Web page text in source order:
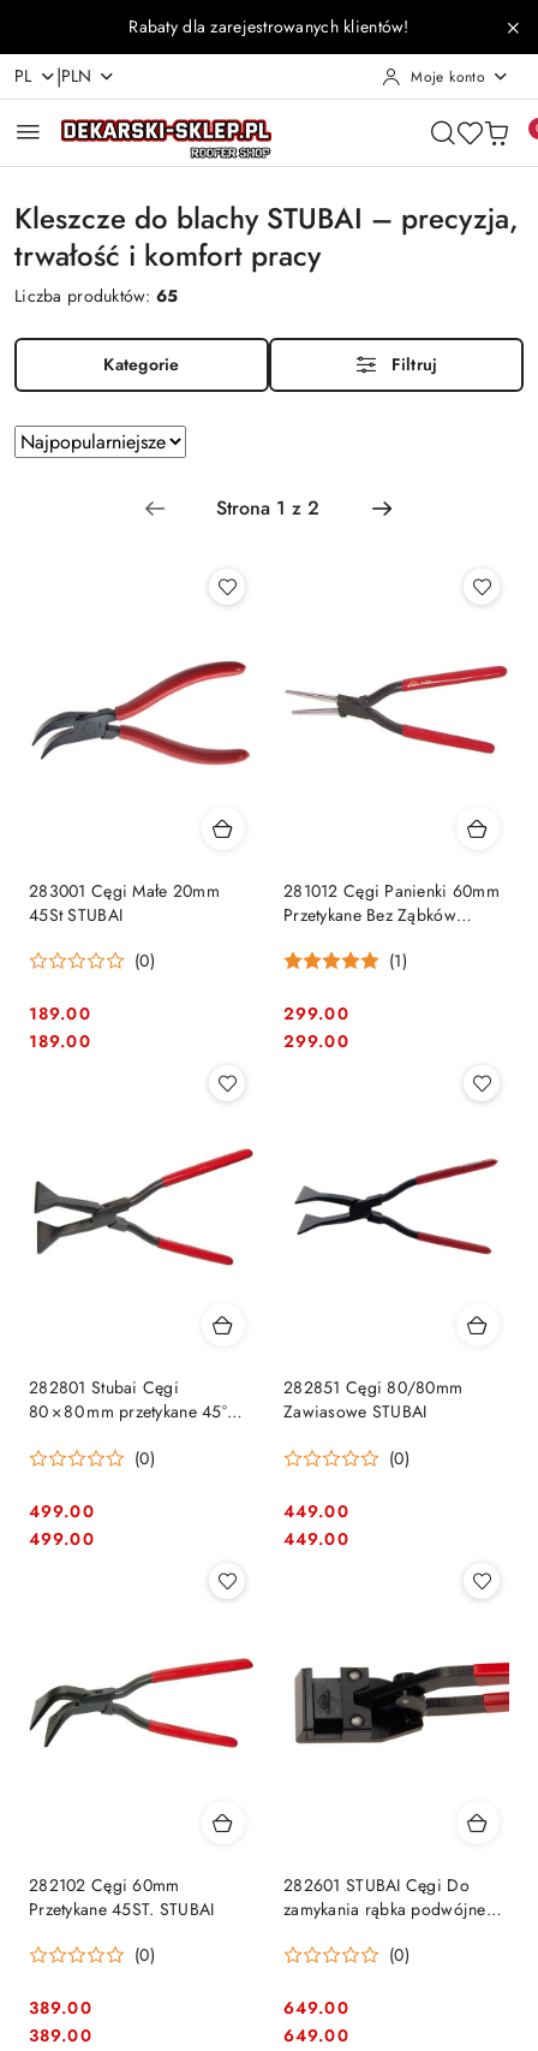
Przejdź do treści głównej
Przejdź do wyszukiwarki
Przejdź do moje konto
Przejdź do menu głównego
Przejdź do stopkiRabaty dla zarejestrowanych klientów!
PL |PLN Moje konto
Kleszcze do blachy STUBAI – precyzja,
trwałość i komfort pracy
Liczba produktów:65
Kategorie Filtruj
Zastosowano
sortowanie:
Najpopularniejsze.
Sortuj
według
283001 Cęgi Małe 20mm
45St STUBAI
(0)
Cena:
189.00
Cena:
189.00
281012 Cęgi Panienki 60mm
Przetykane Bez Ząbków
(1)
Cena:
299.00
Cena:
299.00
282801 Stubai Cęgi
80 × 80 mm przetykane 45°
(0)
Cena:
499.00
Cena:
499.00
282851 Cęgi 80/80mm
Zawiasowe STUBAI
(0)
Cena:
449.00
Cena:
449.00
282102 Cęgi 60mm
Przetykane 45ST. STUBAI
(0)
Cena:
389.00
Cena:
389.00
282601 STUBAI Cęgi Do
zamykania rąbka podwójnego
(0)
Cena:
649.00
Cena:
649.00